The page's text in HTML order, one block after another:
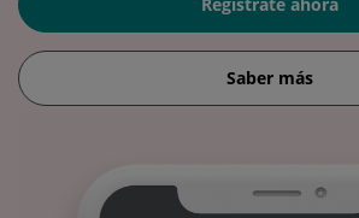
Regístrate ahora
Saber más